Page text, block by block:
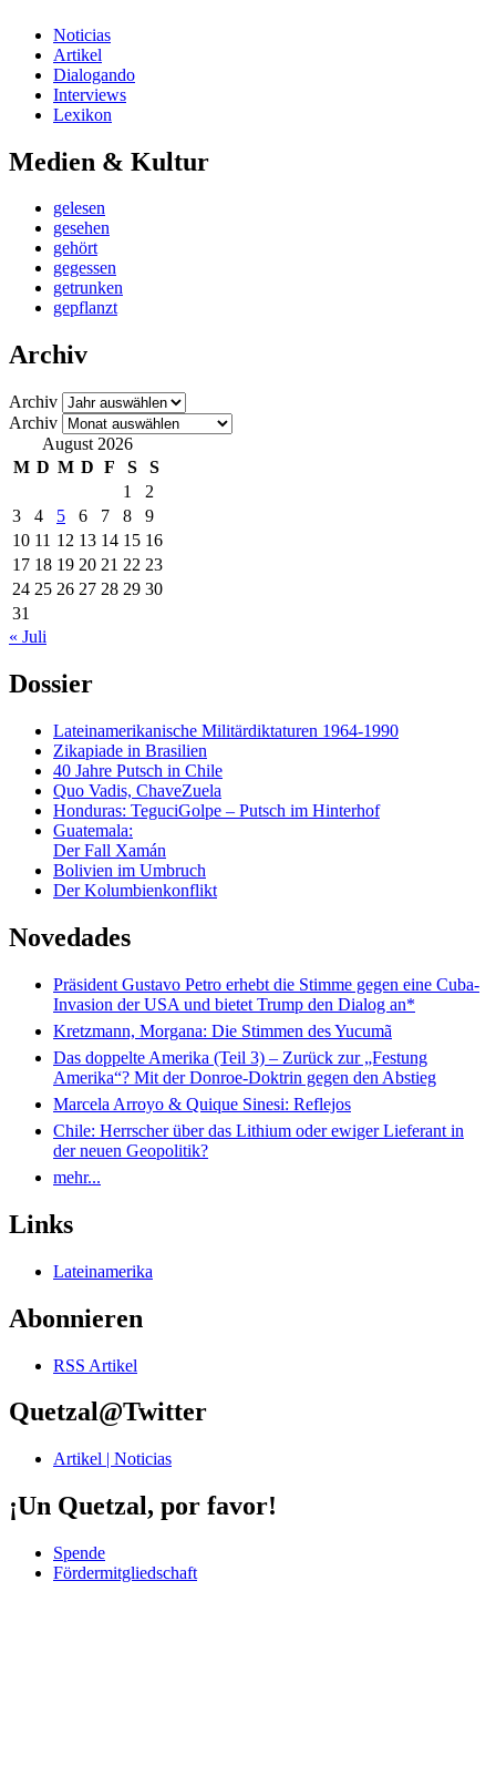
Noticias
Artikel
Dialogando
Interviews
Lexikon
Medien & Kultur
gelesen
gesehen
gehört
gegessen
getrunken
gepflanzt
Archiv
Archiv
Archiv
August 2026
M D M D F S
S
1
2
3
4 5 6 7 8
9
10 11 12 13 14 15 16
17 18 19 20 21 22 23
24 25 26 27 28 29 30
31
« Juli
Dossier
Lateinamerikanische Militärdiktaturen 1964-1990
Zikapiade in Brasilien
40 Jahre Putsch in Chile
Quo Vadis, ChaveZuela
Honduras: TeguciGolpe – Putsch im Hinterhof
Guatemala:
Der Fall Xamán
Bolivien im Umbruch
Der Kolumbienkonflikt
Novedades
Präsident Gustavo Petro erhebt die Stimme gegen eine Cuba-
Invasion der USA und bietet Trump den Dialog an*
Kretzmann, Morgana: Die Stimmen des Yucumã
Das doppelte Amerika (Teil 3) – Zurück zur „Festung
Amerika“? Mit der Donroe-Doktrin gegen den Abstieg
Marcela Arroyo & Quique Sinesi: Reflejos
Chile: Herrscher über das Lithium oder ewiger Lieferant in
der neuen Geopolitik?
mehr...
Links
Lateinamerika
Abonnieren
RSS Artikel
Quetzal@Twitter
Artikel | Noticias
¡Un Quetzal, por favor!
Spende
Fördermitgliedschaft